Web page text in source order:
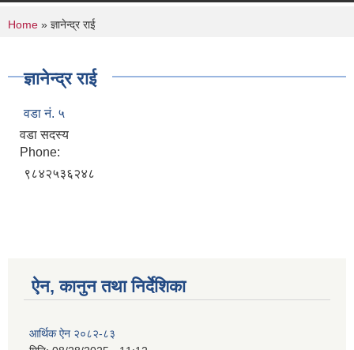
You are here
Home » ज्ञानेन्द्र राई
ज्ञानेन्द्र राई
वडा नं. ५
वडा सदस्य
Phone:
९८४२५३६२४८
ऐन, कानुन तथा निर्देशिका
आर्थिक ऐन २०८२-८३